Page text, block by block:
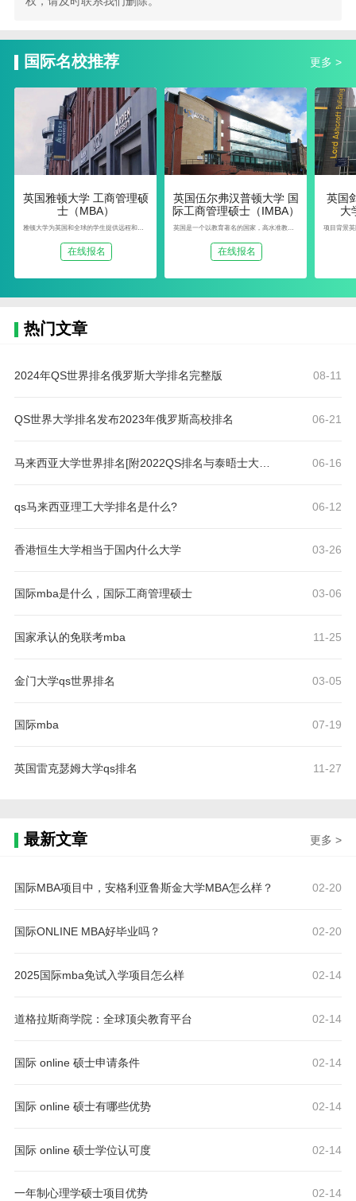
国际名校推荐 更多 >
英国雅顿大学 工商管理硕
士（MBA）
雅顿大学为英国和全球的学生提供远程和混合学习学位课程，让学习者获得所需的技能、知识和机会，以推进他们的职业生涯并取得他们应得的成功。
在线报名
英国伍尔弗汉普顿大学 国
际工商管理硕士（IMBA）
英国是一个以教育著名的国家，高水准教育资源及教育品质举世闻名。它的教育体系经过几百年的沿袭和改革，教育制度相当的完善和严谨，且具有非常大的灵活性。为了保持高标准的教育，英国教育
在线报名
大
热门文章
2024年QS世界排名俄罗斯大学排名完整版 08-11
QS世界大学排名发布2023年俄罗斯高校排名 06-21
马来西亚大学世界排名[附2022QS排名与泰晤士大学排名] 06-16
qs马来西亚理工大学排名是什么? 06-12
香港恒生大学相当于国内什么大学 03-26
国际mba是什么，国际工商管理硕士 03-06
国家承认的免联考mba 11-25
金门大学qs世界排名 03-05
国际mba 07-19
英国雷克瑟姆大学qs排名 11-27
最新文章 更多 >
国际MBA项目中，安格利亚鲁斯金大学MBA怎么样？ 02-20
国际ONLINE MBA好毕业吗？ 02-20
2025国际mba免试入学项目怎么样 02-14
道格拉斯商学院：全球顶尖教育平台 02-14
国际 online 硕士申请条件 02-14
国际 online 硕士有哪些优势 02-14
国际 online 硕士学位认可度 02-14
一年制心理学硕士项目优势 02-14